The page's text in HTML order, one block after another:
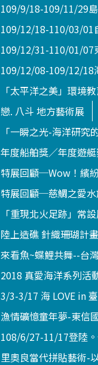
109/9/18-109/11/29
109/12/18-110/03/01
109/12/31-110/01/07
109/12/08-109/12/18
「太平洋之美」環境
戀. 八斗 地方藝術展
「一瞬之光-海洋研
年度船舶獎／年度遊
特展回顧─Wow！繽
特展回顧─慈鯛之愛
「重現北火足跡」常
陸上造礁 針織珊瑚計
來看魚~蝶鯉共舞--台
2018 真愛海洋系列活
3/3-3/17 海 LOVE in
漁情礦憶童年夢-東信
108/6/27-11/17登陸
里奧良當代拼貼藝術-